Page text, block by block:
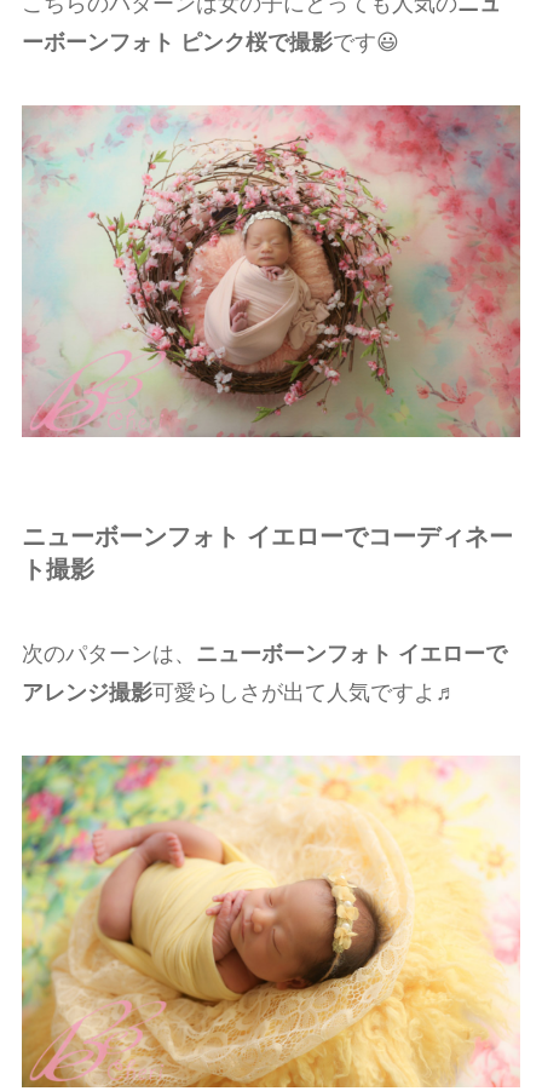
ーボーンフォト ピンク桜で撮影です😃
ニューボーンフォト イエローでコーディネー
ト撮影
次のパターンは、 ニューボーンフォト イエローで
アレンジ撮影可愛らしさが出て人気ですよ♬